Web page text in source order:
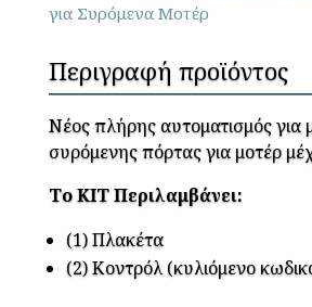
για Συρόμενα Μοτέρ
Περιγραφή προϊόντος
Νέος πλήρης αυτοματισμός για
συρόμενης πόρτας για μοτέρ
Το ΚΙΤ Περιλαμβάνει:
(1) Πλακέτα
(2) Κοντρόλ (κυλιόμενο